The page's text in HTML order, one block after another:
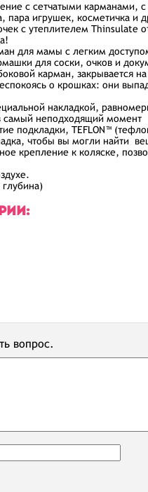
с сетчатыми
пара игрушек, косметичка и
с утеплителем Thinsulate
для мамы с легким
для соски, очков и
карман, закрывается
о крошках: они
накладкой,
самый неподходящий момент
подкладки, TEFLON™
чтобы вы могли найти
крепление к коляске,
вопрос.